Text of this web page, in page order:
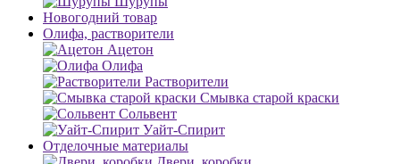
Новогодний товар
Олифа, растворители
Ацетон
Олифа
Растворители
Смывка старой краски
Сольвент
Уайт-Спирит
Отделочные материалы